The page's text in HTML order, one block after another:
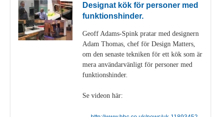
Designat kök för personer med
funktionshinder.
Geoff Adams-Spink pratar med designern
Adam Thomas, chef för Design Matters,
om den senaste tekniken för ett kök som är
mera användarvänligt för personer med
funktionshinder.
Se videon här: